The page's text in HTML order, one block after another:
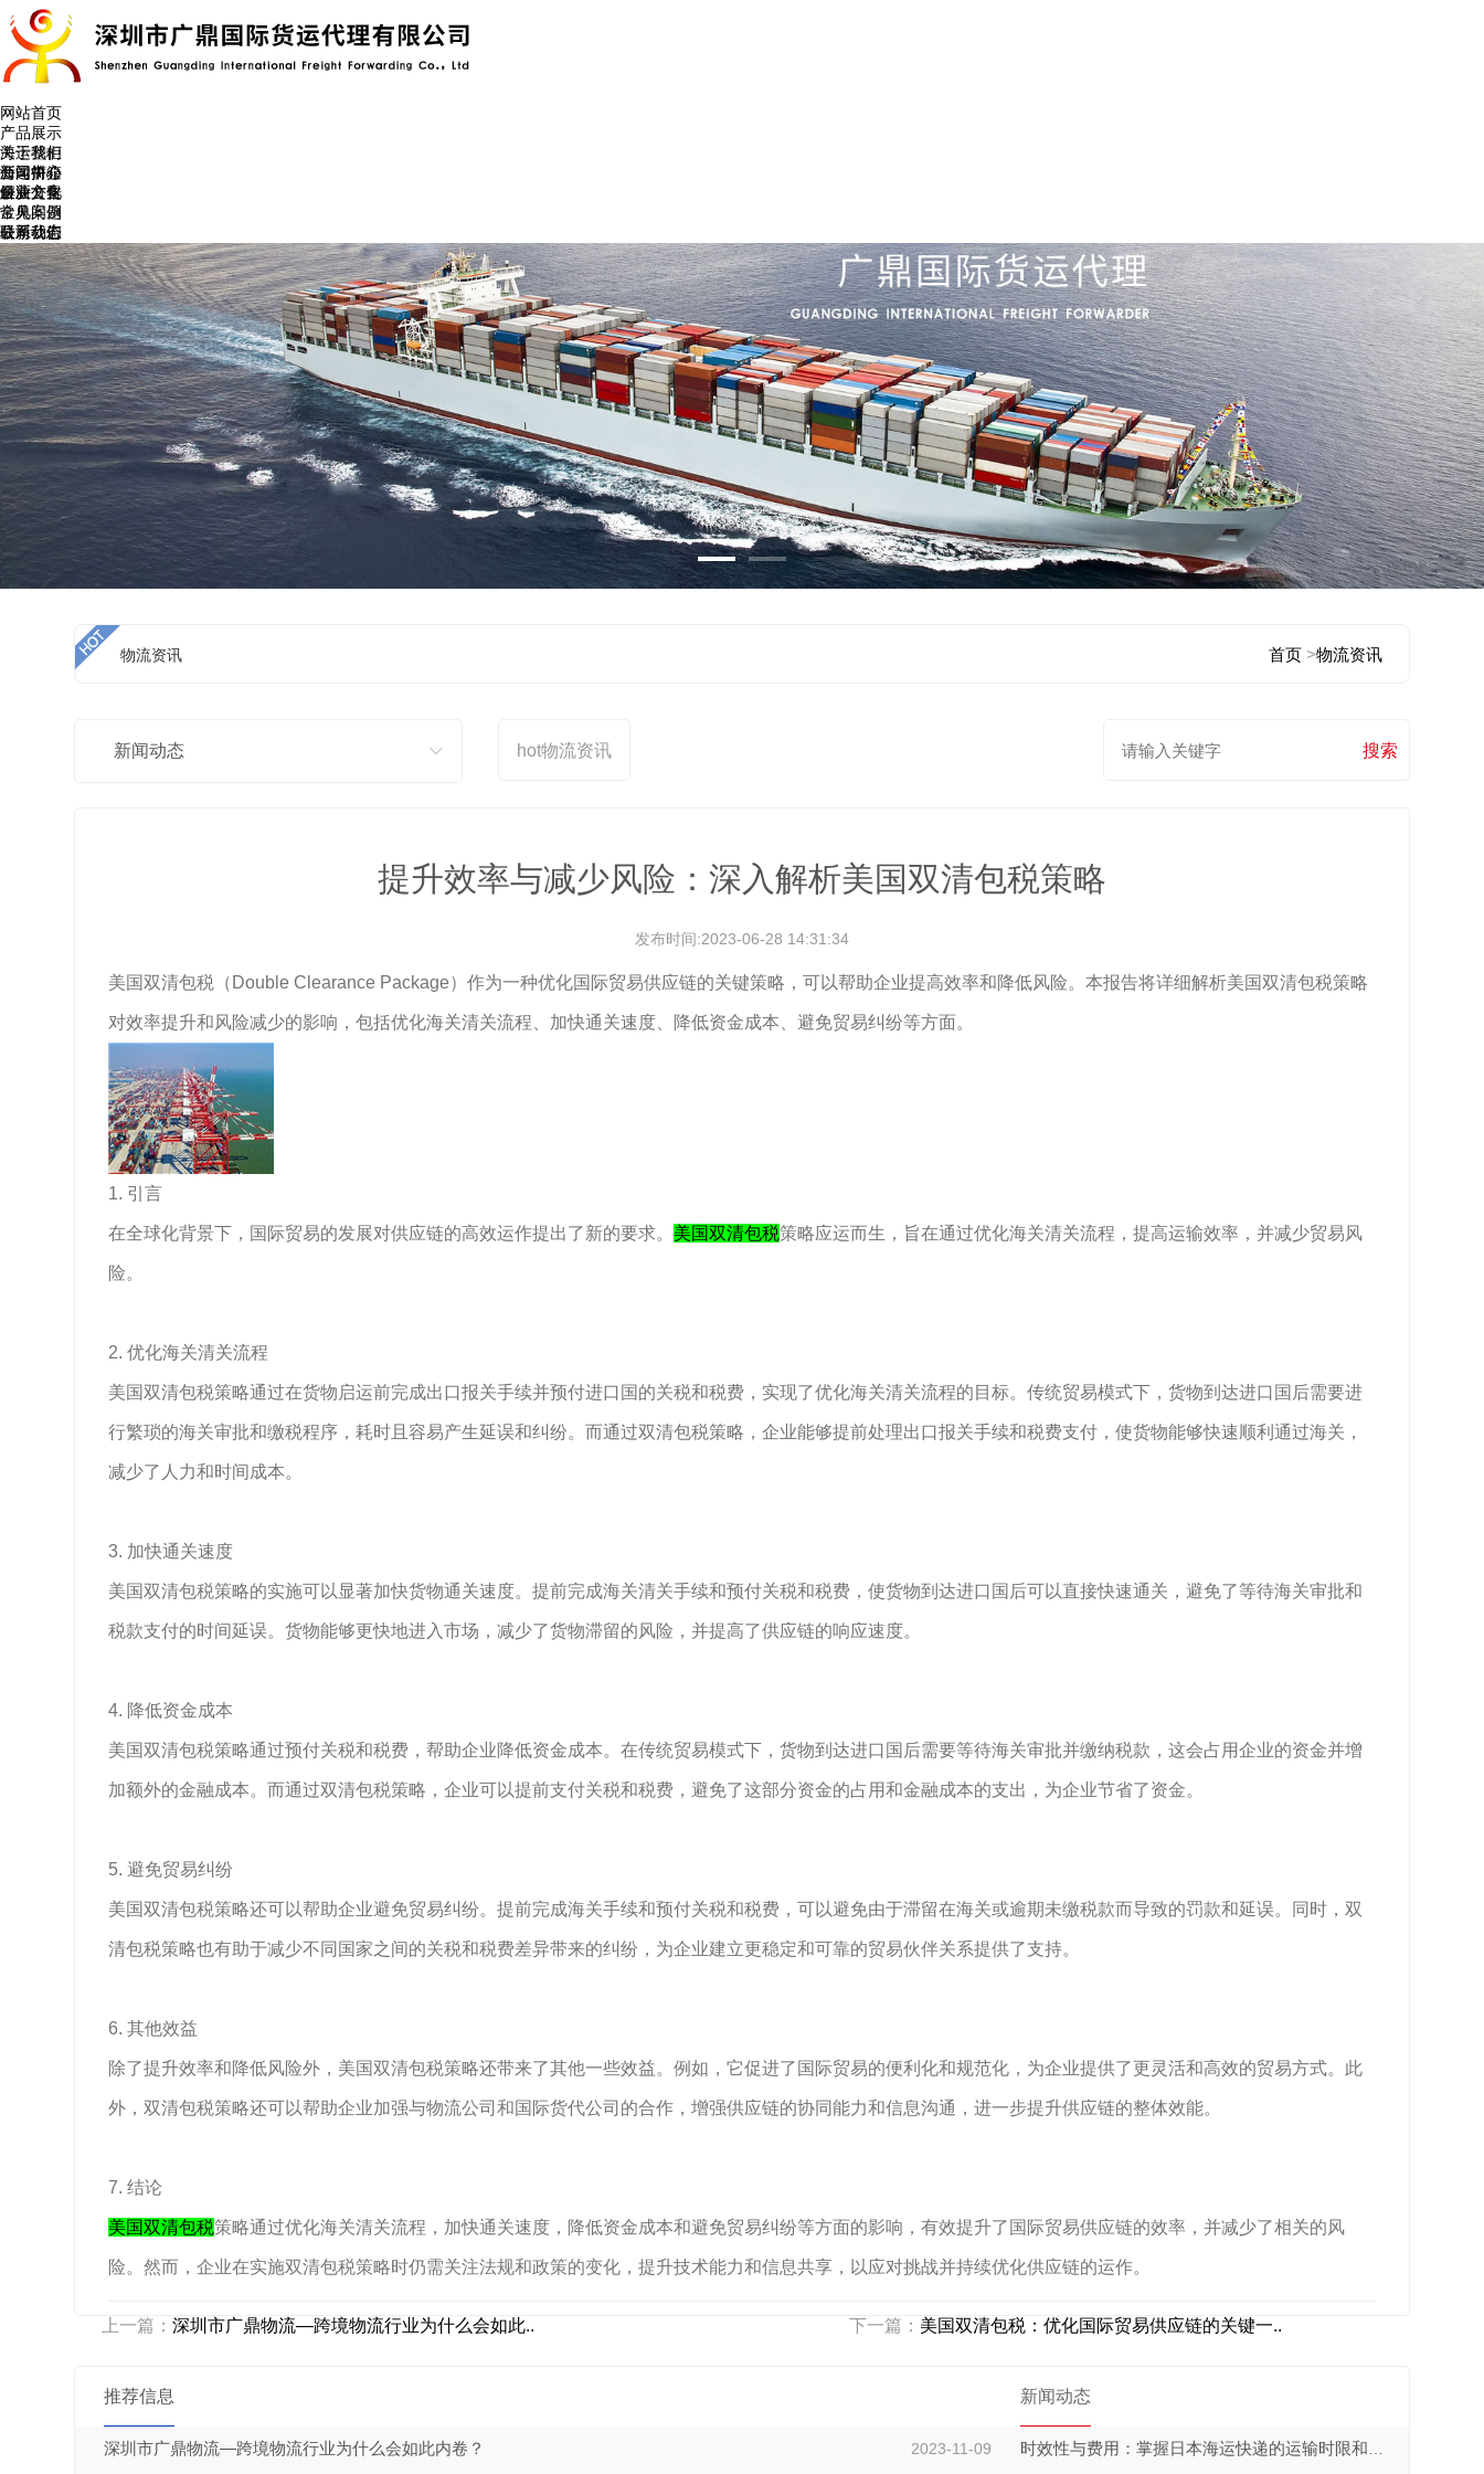
网站首页
产品展示
海运整柜
海运拼箱
关于我们
公司简介
企业文化
新闻中心
最新公告
常见问题
公司动态
解决方案
金典案例
最新公告
常见问题
公司动态
联系我们
联系我们
在线留言
物流资讯 首页 >物流资讯
新闻动态 hot物流资讯
提升效率与减少风险：深入解析美国双清包税策略
发布时间:2023-06-28 14:31:34
美国双清包税（Double Clearance Package）作为一种优化国际贸易供应链的关键策略，可以帮助企业提高效率和降低风险。本报告将详细解析美国双清包税策略
对效率提升和风险减少的影响，包括优化海关清关流程、加快通关速度、降低资金成本、避免贸易纠纷等方面。
1. 引言
在全球化背景下，国际贸易的发展对供应链的高效运作提出了新的要求。 美国双清包税策略应运而生，旨在通过优化海关清关流程，提高运输效率，并减少贸易风
险。
2. 优化海关清关流程
美国双清包税策略通过在货物启运前完成出口报关手续并预付进口国的关税和税费，实现了优化海关清关流程的目标。传统贸易模式下，货物到达进口国后需要进
行繁琐的海关审批和缴税程序，耗时且容易产生延误和纠纷。而通过双清包税策略，企业能够提前处理出口报关手续和税费支付，使货物能够快速顺利通过海关，
减少了人力和时间成本。
3. 加快通关速度
美国双清包税策略的实施可以显著加快货物通关速度。提前完成海关清关手续和预付关税和税费，使货物到达进口国后可以直接快速通关，避免了等待海关审批和
税款支付的时间延误。货物能够更快地进入市场，减少了货物滞留的风险，并提高了供应链的响应速度。
4. 降低资金成本
美国双清包税策略通过预付关税和税费，帮助企业降低资金成本。在传统贸易模式下，货物到达进口国后需要等待海关审批并缴纳税款，这会占用企业的资金并增
加额外的金融成本。而通过双清包税策略，企业可以提前支付关税和税费，避免了这部分资金的占用和金融成本的支出，为企业节省了资金。
5. 避免贸易纠纷
美国双清包税策略还可以帮助企业避免贸易纠纷。提前完成海关手续和预付关税和税费，可以避免由于滞留在海关或逾期未缴税款而导致的罚款和延误。同时，双
清包税策略也有助于减少不同国家之间的关税和税费差异带来的纠纷，为企业建立更稳定和可靠的贸易伙伴关系提供了支持。
6. 其他效益
除了提升效率和降低风险外，美国双清包税策略还带来了其他一些效益。例如，它促进了国际贸易的便利化和规范化，为企业提供了更灵活和高效的贸易方式。此
外，双清包税策略还可以帮助企业加强与物流公司和国际货代公司的合作，增强供应链的协同能力和信息沟通，进一步提升供应链的整体效能。
7. 结论
美国双清包税策略通过优化海关清关流程，加快通关速度，降低资金成本和避免贸易纠纷等方面的影响，有效提升了国际贸易供应链的效率，并减少了相关的风
险。然而，企业在实施双清包税策略时仍需关注法规和政策的变化，提升技术能力和信息共享，以应对挑战并持续优化供应链的运作。
上一篇：深圳市广鼎物流—跨境物流行业为什么会如此.. 下一篇： 美国双清包税：优化国际贸易供应链的关键一..
推荐信息
深圳市广鼎物流—跨境物流行业为什么会如此内卷？ 2023-11-09
新闻动态